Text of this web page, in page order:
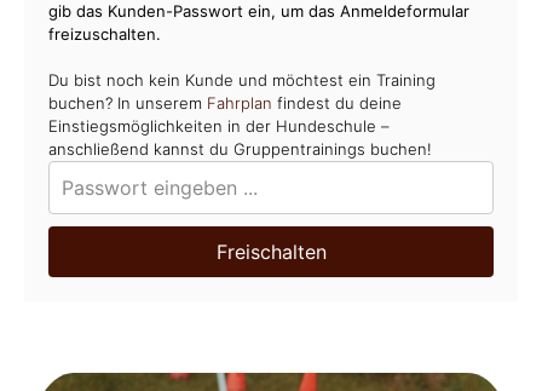
gib das Kunden-Passwort ein, um das Anmeldeformular
freizuschalten.
Du bist noch kein Kunde und möchtest ein Training
buchen? In unserem Fahrplan findest du deine
Einstiegsmöglichkeiten in der Hundeschule –
anschließend kannst du Gruppentrainings buchen!
Freischalten